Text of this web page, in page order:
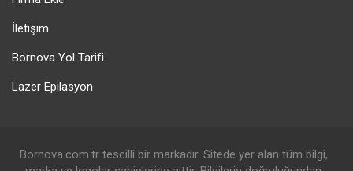
İletişim
Bornova Yol Tarifi
Lazer Epilasyon
Bornova.com.tr tescilli bir markadır. Sitede yer alan tüm bilgi,